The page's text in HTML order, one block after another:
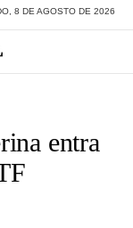
8 DE AGOSTO DE 2026
entra